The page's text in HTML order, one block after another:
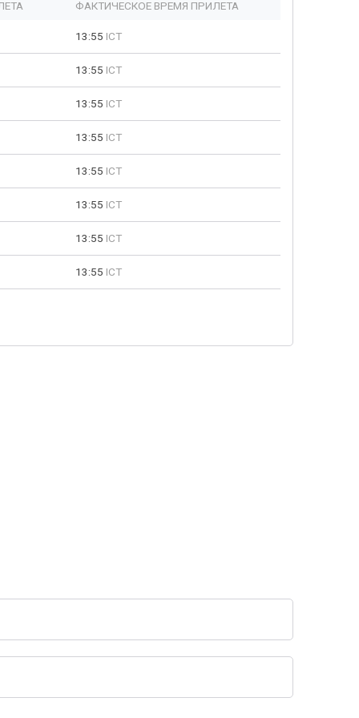
ФАКТИЧЕСКОЕ ВРЕМЯ ПРИЛЕТА
13:55 ICT
13:55 ICT
13:55 ICT
13:55 ICT
13:55 ICT
13:55 ICT
13:55 ICT
13:55 ICT